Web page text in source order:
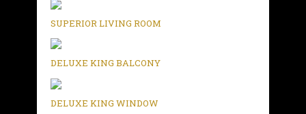
SUPERIOR LIVING ROOM
DELUXE KING BALCONY
DELUXE KING WINDOW